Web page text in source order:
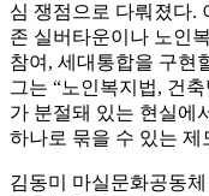
심 쟁점으로 다뤄졌다.
존 실버타운이나 노인
참여, 세대통합을 구현
그는 “노인복지법, 건
가 분절돼 있는 현실에
하나로 묶을 수 있는 제
김동미 마실문화공동